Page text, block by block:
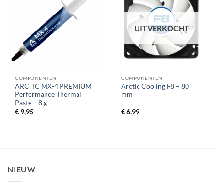
COMPONENTEN
ARCTIC MX-4 PREMIUM
Performance Thermal
Paste – 8 g
€ 9,95
UITVERKOCHT
COMPONENTEN
Arctic Cooling F8 – 80
mm
€6,99
NIEUW